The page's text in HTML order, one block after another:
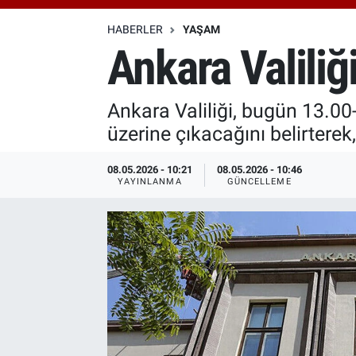
HABERLER YAŞAM
Ankara
Ankara Valiliği, bugün
üzerine çıkacağını
08.05.2026 - 10:21
YAYINLANMA
08.05.2026 - 10:46
GÜNCELLEME
Özel Haberler
Özel Haberler
Haber Arşivi